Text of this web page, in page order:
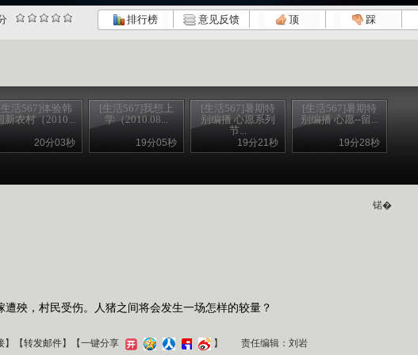
排行榜 意见反馈 顶 踩
活567]体验韩
新农村（2010...
20分03秒
[生活567]我想上
学（2010.08...
19分05秒
[生活567]暑期特
别编播 心愿系列
节...
19分21秒
[生活567]暑期特
别编播 心愿--留...
19分28秒
锘�
殃，村民受伤。人猪之间将会发生一场怎样的较量？
】【转发邮件】 【一键分享 】 责任编辑：刘岩